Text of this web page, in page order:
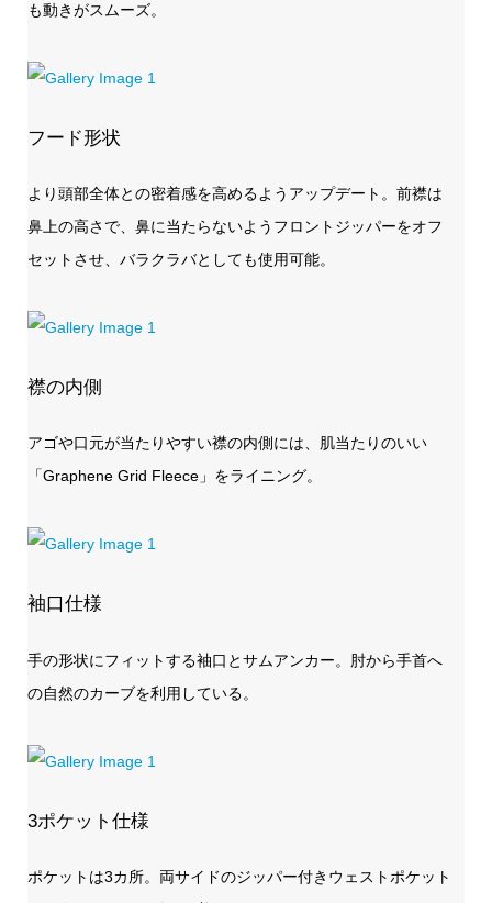
も動きがスムーズ。
フード形状
より頭部全体との密着感を高めるようアップデート。前襟は
鼻上の高さで、鼻に当たらないようフロントジッパーをオフ
セットさせ、バラクラバとしても使用可能。
襟の内側
アゴや口元が当たりやすい襟の内側には、肌当たりのいい
「Graphene Grid Fleece」をライニング。
袖口仕様
手の形状にフィットする袖口とサムアンカー。肘から手首へ
の自然のカーブを利用している。
3ポケット仕様
ポケットは3カ所。両サイドのジッパー付きウェストポケット